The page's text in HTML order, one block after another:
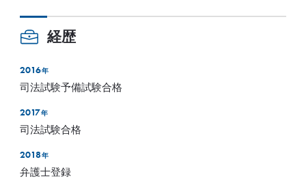
経歴
2016年
司法試験予備試験合格
2017年
司法試験合格
2018年
弁護士登録